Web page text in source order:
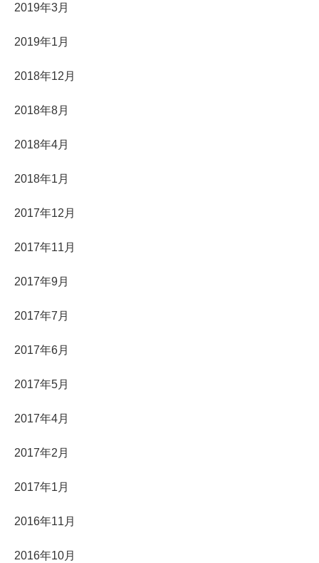
2019年3月
2019年1月
2018年12月
2018年8月
2018年4月
2018年1月
2017年12月
2017年11月
2017年9月
2017年7月
2017年6月
2017年5月
2017年4月
2017年2月
2017年1月
2016年11月
2016年10月